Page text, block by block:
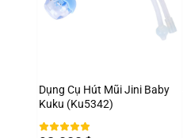
Dụng Cụ Hút Mũi Jini Baby
Kuku (Ku5342)